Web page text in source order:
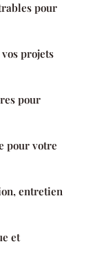
pour
projets
pour
pour votre
entretien
et